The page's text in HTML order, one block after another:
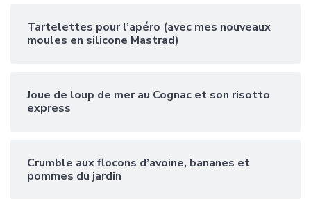
Tartelettes pour l’apéro (avec mes nouveaux
moules en silicone Mastrad)
Joue de loup de mer au Cognac et son risotto
express
Crumble aux flocons d’avoine, bananes et
pommes du jardin